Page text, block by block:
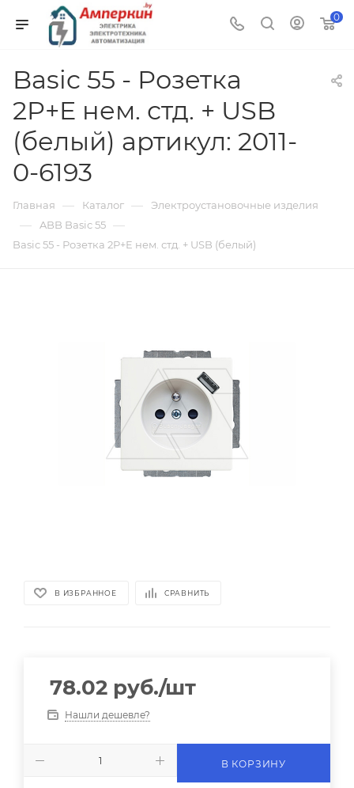
0
Basic 55 - Розетка
2P+E нем. стд. + USB
(белый) артикул: 2011-
0-6193
Главная — Каталог — Электроустановочные изделия
— ABB Basic 55 —
Basic 55 - Розетка 2P+E нем. стд. + USB (белый)
В ИЗБРАННОЕ СРАВНИТЬ
78.02 руб./шт
Нашли дешевле?
В КОРЗИНУ